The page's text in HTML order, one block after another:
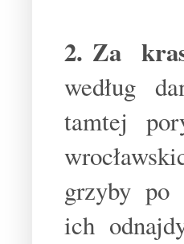
2. Za
według
tamtej
grzyby po
ich